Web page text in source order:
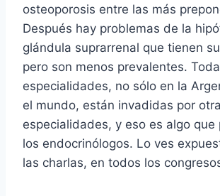
osteoporosis entre las más
Después hay problemas de la
glándula suprarrenal que tienen
pero son menos prevalentes.
especialidades, no sólo en la
el mundo, están invadidas por
especialidades, y eso es algo que
los endocrinólogos. Lo ves
las charlas, en todos los